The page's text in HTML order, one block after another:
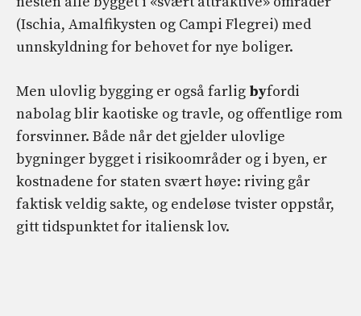
(Ischia, Amalfikysten og Campi Flegrei) med
unnskyldning for behovet for nye boliger.
Men ulovlig bygging er også farlig byfordi
nabolag blir kaotiske og travle, og offentlige rom
forsvinner. Både når det gjelder ulovlige
bygninger bygget i risikoområder og i byen, er
kostnadene for staten svært høye: riving går
faktisk veldig sakte, og endeløse tvister oppstår,
gitt tidspunktet for italiensk lov.